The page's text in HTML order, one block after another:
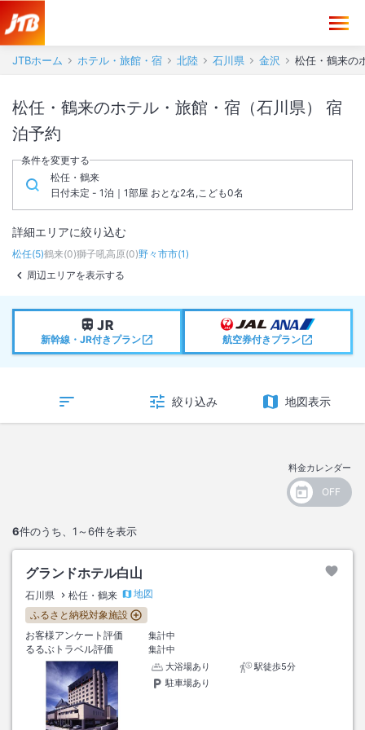
JTBホーム ホテル・旅館・宿 北陸 石川県 金沢 松任・鶴来の
松任・鶴来のホテル・旅館・宿（石川県） 宿
泊予約
条件を変更する
松任・鶴来
日付未定 - 1泊｜1部屋 おとな2名,こども0名
詳細エリアに絞り込む
松任(5)鶴来(0)獅子吼高原(0)野々市市(1)
周辺エリアを表示する
新幹線・JR付きプラン 航空券付きプラン
絞り込み 地図表示
料金カレンダー
6件のうち、 1～6件を表示
グランドホテル白山
石川県 松任・鶴来
地図
ふるさと納税対象施設
お客様アンケート評価
集計中
るるぶトラベル評価
集計中
大浴場あり
駅徒歩5分
駐車場あり